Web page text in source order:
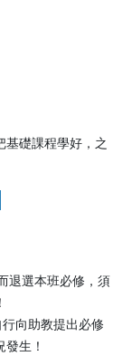
礎課程學好，之
退選本班必修，須
向助教提出必修
生！